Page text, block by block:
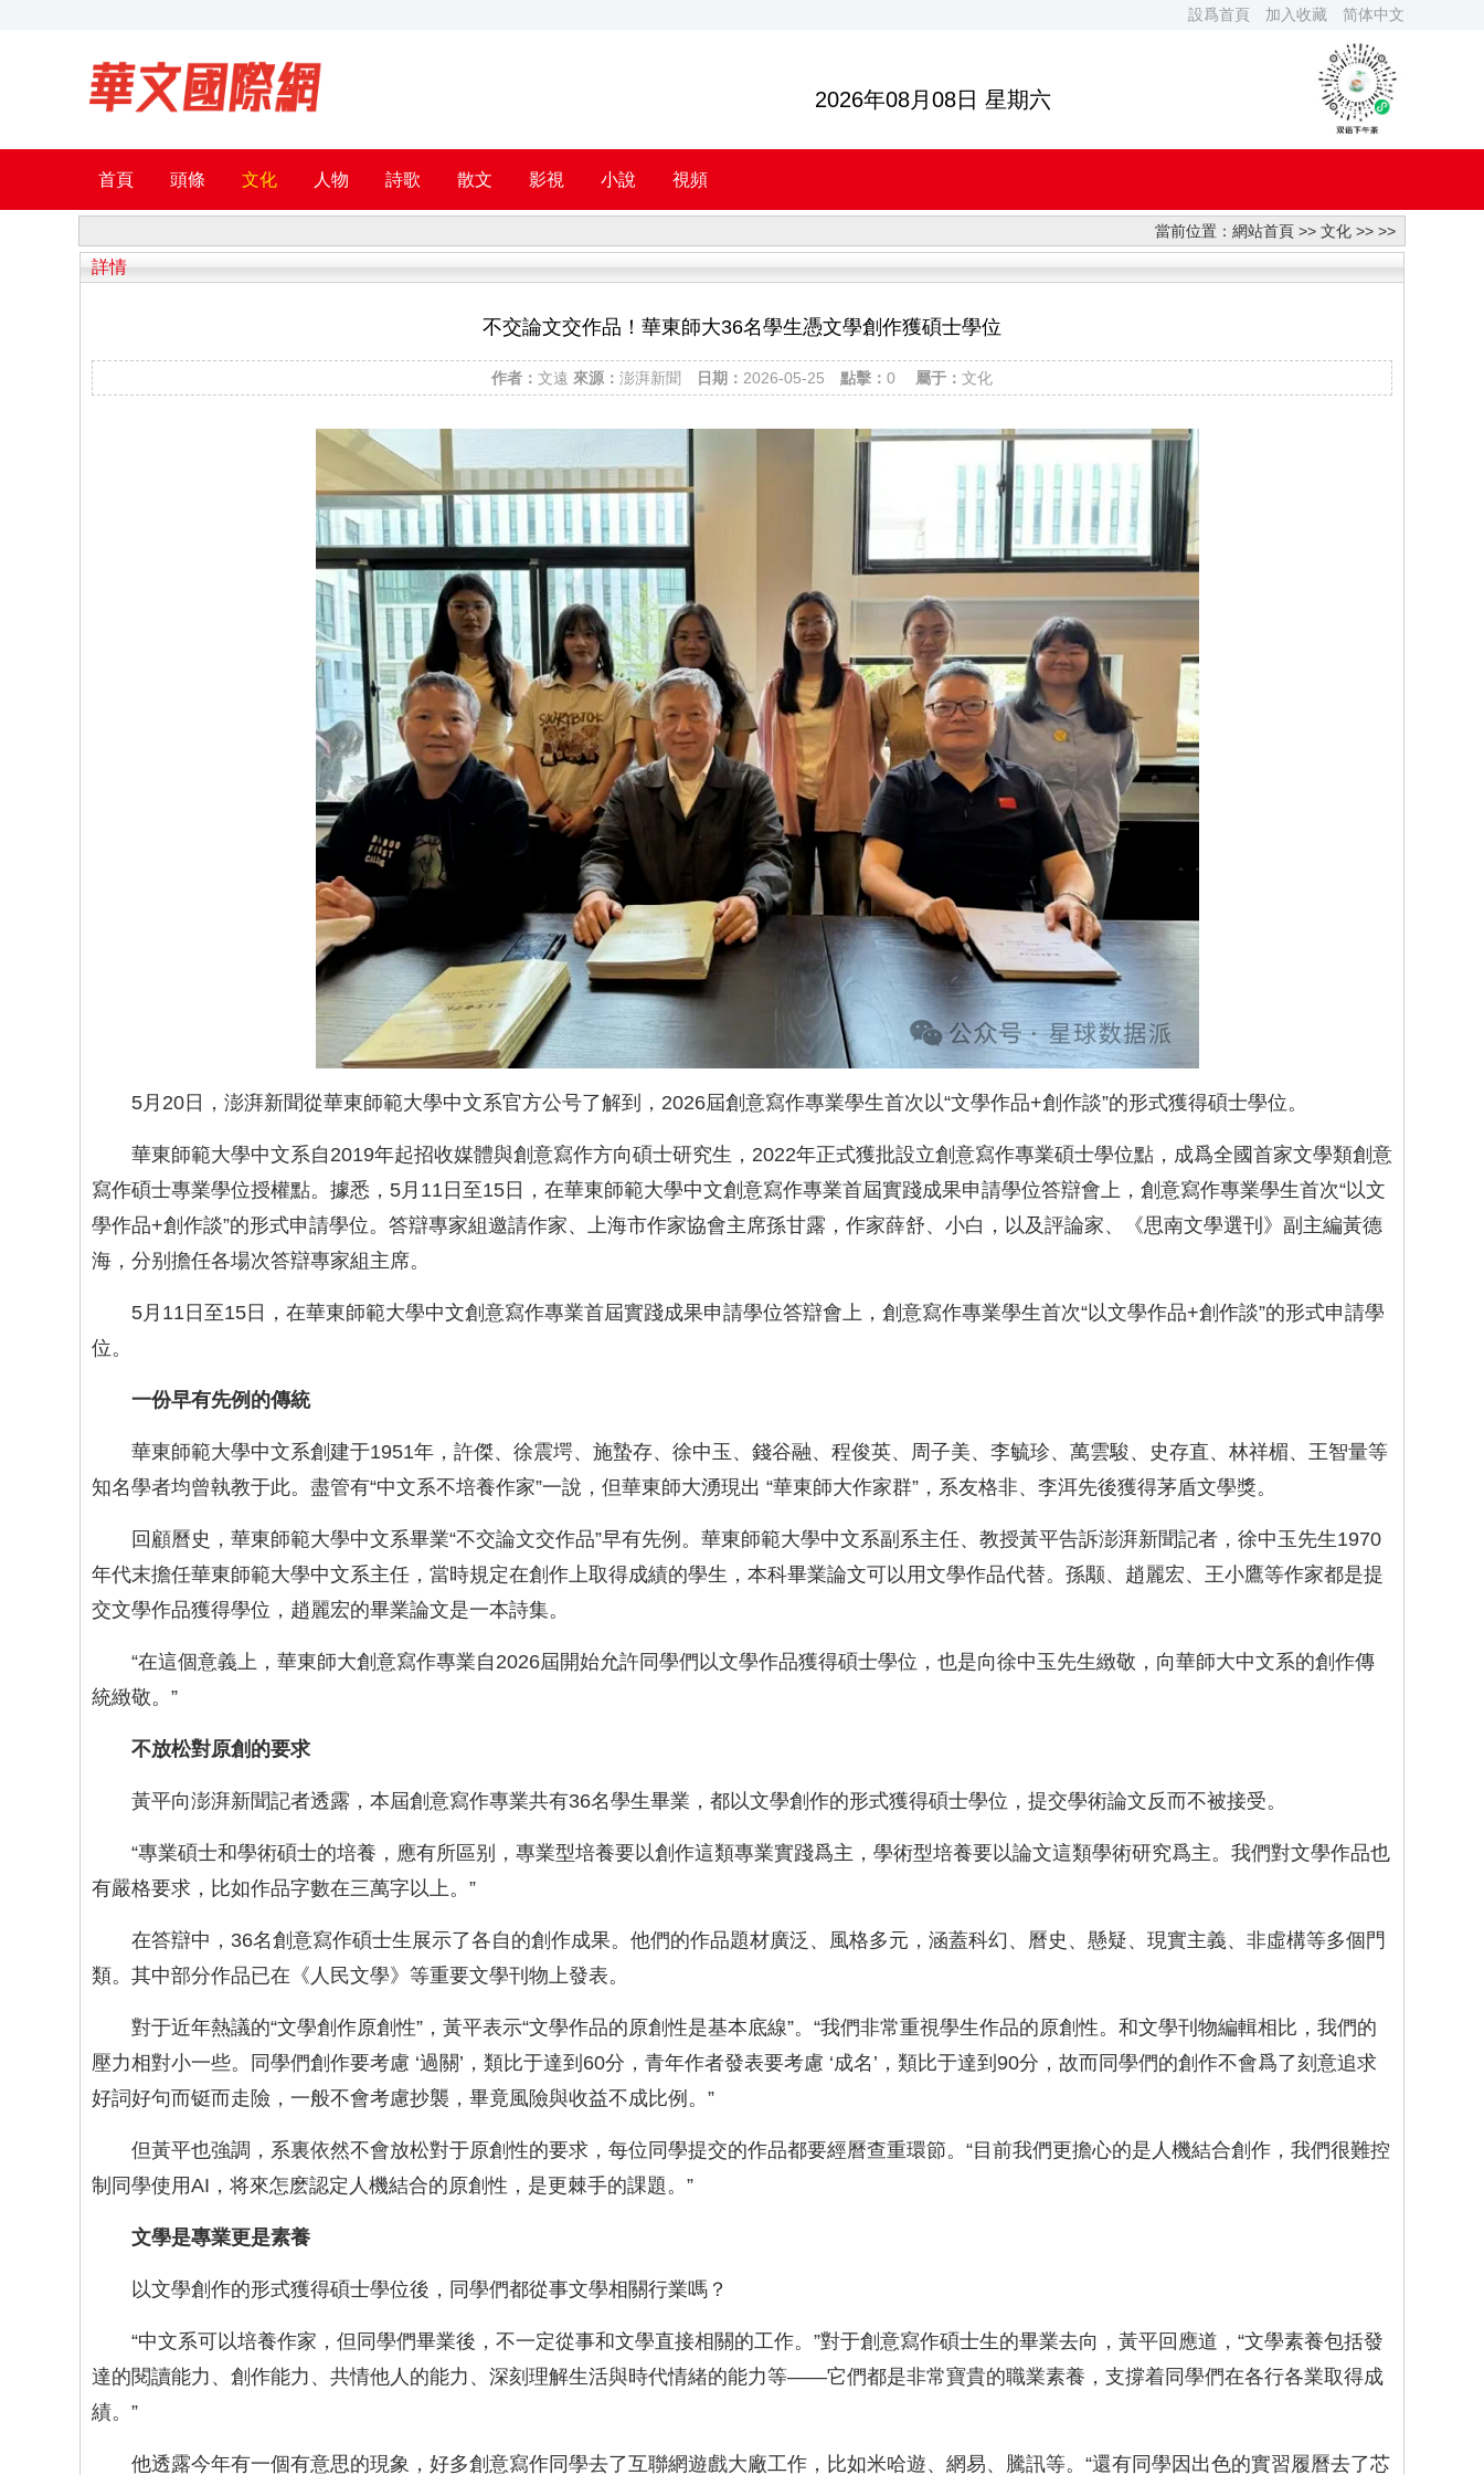
設爲首頁 加入收藏 简体中文
2026年08月08日 星期六
首頁 頭條 文化 人物 詩歌 散文 影視 小說 視頻
當前位置： 網站首頁 >> 文化 >> >>
詳情
不交論文交作品！華東師大36名學生憑文學創作獲碩士學位
作者： 文遠 來源： 澎湃新聞 日期： 2026-05-25 點擊： 0 屬于： 文化
5月20日，澎湃新聞從華東師範大學中文系官方公号了解到，2026屆創意寫作專業學生首次以“文學作品+創作談”的形式獲得碩士學位。
華東師範大學中文系自2019年起招收媒體與創意寫作方向碩士研究生，2022年正式獲批設立創意寫作專業碩士學位點，成爲全國首家文學類創意
寫作碩士專業學位授權點。據悉，5月11日至15日，在華東師範大學中文創意寫作專業首屆實踐成果申請學位答辯會上，創意寫作專業學生首次“以文
學作品+創作談”的形式申請學位。答辯專家組邀請作家、上海市作家協會主席孫甘露，作家薛舒、小白，以及評論家、《思南文學選刊》副主編黃德
海，分别擔任各場次答辯專家組主席。
5月11日至15日，在華東師範大學中文創意寫作專業首屆實踐成果申請學位答辯會上，創意寫作專業學生首次“以文學作品+創作談”的形式申請學
位。
一份早有先例的傳統
華東師範大學中文系創建于1951年，許傑、徐震堮、施蟄存、徐中玉、錢谷融、程俊英、周子美、李毓珍、萬雲駿、史存直、林祥楣、王智量等
知名學者均曾執教于此。盡管有“中文系不培養作家”一說，但華東師大湧現出 “華東師大作家群”，系友格非、李洱先後獲得茅盾文學獎。
回顧曆史，華東師範大學中文系畢業“不交論文交作品”早有先例。華東師範大學中文系副系主任、教授黃平告訴澎湃新聞記者，徐中玉先生1970
年代末擔任華東師範大學中文系主任，當時規定在創作上取得成績的學生，本科畢業論文可以用文學作品代替。孫颙、趙麗宏、王小鷹等作家都是提
交文學作品獲得學位，趙麗宏的畢業論文是一本詩集。
“在這個意義上，華東師大創意寫作專業自2026屆開始允許同學們以文學作品獲得碩士學位，也是向徐中玉先生緻敬，向華師大中文系的創作傳
統緻敬。”
不放松對原創的要求
黃平向澎湃新聞記者透露，本屆創意寫作專業共有36名學生畢業，都以文學創作的形式獲得碩士學位，提交學術論文反而不被接受。
“專業碩士和學術碩士的培養，應有所區别，專業型培養要以創作這類專業實踐爲主，學術型培養要以論文這類學術研究爲主。我們對文學作品也
有嚴格要求，比如作品字數在三萬字以上。”
在答辯中，36名創意寫作碩士生展示了各自的創作成果。他們的作品題材廣泛、風格多元，涵蓋科幻、曆史、懸疑、現實主義、非虛構等多個門
類。其中部分作品已在《人民文學》等重要文學刊物上發表。
對于近年熱議的“文學創作原創性”，黃平表示“文學作品的原創性是基本底線”。“我們非常重視學生作品的原創性。和文學刊物編輯相比，我們的
壓力相對小一些。同學們創作要考慮 ‘過關’，類比于達到60分，青年作者發表要考慮 ‘成名’，類比于達到90分，故而同學們的創作不會爲了刻意追求
好詞好句而铤而走險，一般不會考慮抄襲，畢竟風險與收益不成比例。”
但黃平也強調，系裏依然不會放松對于原創性的要求，每位同學提交的作品都要經曆查重環節。“目前我們更擔心的是人機結合創作，我們很難控
制同學使用AI，将來怎麽認定人機結合的原創性，是更棘手的課題。”
文學是專業更是素養
以文學創作的形式獲得碩士學位後，同學們都從事文學相關行業嗎？
“中文系可以培養作家，但同學們畢業後，不一定從事和文學直接相關的工作。”對于創意寫作碩士生的畢業去向，黃平回應道，“文學素養包括發
達的閱讀能力、創作能力、共情他人的能力、深刻理解生活與時代情緒的能力等——它們都是非常寶貴的職業素養，支撐着同學們在各行各業取得成
績。”
他透露今年有一個有意思的現象，好多創意寫作同學去了互聯網遊戲大廠工作，比如米哈遊、網易、騰訊等。“還有同學因出色的實習履曆去了芯